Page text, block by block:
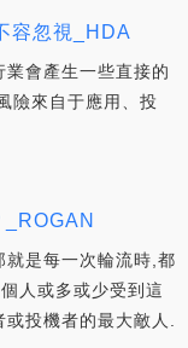
容忽視_HDA
會產生一些直接的
險來自于應用、投
是每一次輪流時,都
人或多或少受到這
投機者的最大敵人.